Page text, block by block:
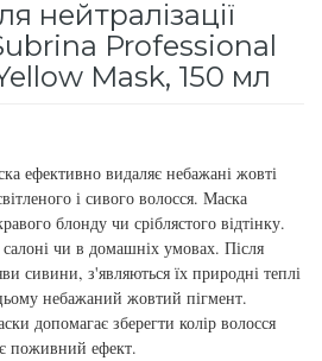
нейтралізації
Professional
Mask, 150 мл
ефективно видаляє небажані жовті
і сивого волосся. Маска
блонду чи сріблястого відтінку.
чи в домашніх умовах. Після
сивини, з'являються їх природні теплі
небажаний жовтий пігмент.
допомагає зберегти колір волосся
поживний ефект.
Detox - Серія детокс
Parfaite – Серія для
Absolue –
волосся
Intense – Серія для